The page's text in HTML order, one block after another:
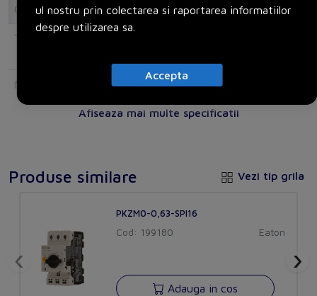
Connection
Type of electric connection
Number of contacts as normally
open contact
0
Number of contacts as change-over
Delayed
Application
Afiseaza mai multe specificatii
Vezi tip grila
Produse similare
PKZM0-0,63-SPI16
Cod: 199180 Eaton
Adauga in cos
‹ ›
ul nostru prin colectarea si raportarea informatiilor
despre utilizarea sa.
Accepta